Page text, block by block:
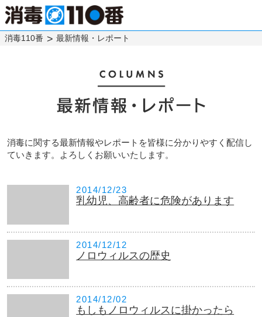
消毒110番 最新情報・レポート
消毒に関する最新情報やレポートを皆様に分かりやすく配信し
ていきます。よろしくお願いいたします。
2014/12/23
乳幼児、高齢者に危険があります
2014/12/12
ノロウィルスの歴史
2014/12/02
もしもノロウィルスに掛かったら